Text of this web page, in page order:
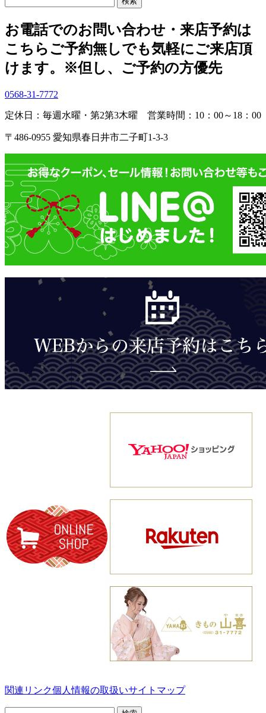
お電話でのお問い合わせ・ 来店予約は
こちらご予約無しでも気軽にご来店頂
けます。
※但し、ご予約の方優先
0568-31-7772
定休日：毎週水曜・第2第3木曜 営業時間：10：00～18：00
〒486-0955 愛知県春日井市二子町1-3-3
関連リンク個人情報の取扱いサイトマップ